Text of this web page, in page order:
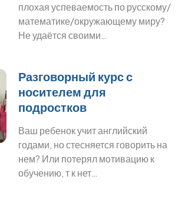
плохая успеваемость по русскому/
математике/окружающему миру?
Не удаётся своими…
Разговорный курс с
носителем для
подростков
Ваш ребенок учит английский
годами, но стесняется говорить на
нем? Или потерял мотивацию к
обучению, т к нет…